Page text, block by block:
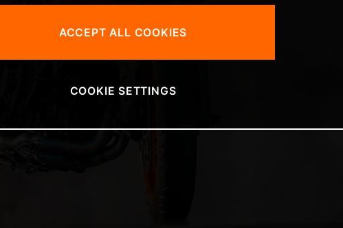
ACCEPT ALL COOKIES
COOKIE SETTINGS